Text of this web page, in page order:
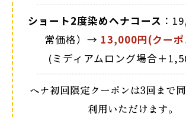
ショート2度染めヘナコース ：
常価格）→ 13,000円(クー
(ミディアムロング場合＋
ヘナ初回限定クーポンは3回まで
利用いただけます。